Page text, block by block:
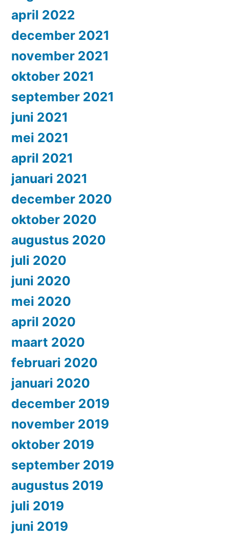
april 2022
december 2021
november 2021
oktober 2021
september 2021
juni 2021
mei 2021
april 2021
januari 2021
december 2020
oktober 2020
augustus 2020
juli 2020
juni 2020
mei 2020
april 2020
maart 2020
februari 2020
januari 2020
december 2019
november 2019
oktober 2019
september 2019
augustus 2019
juli 2019
juni 2019